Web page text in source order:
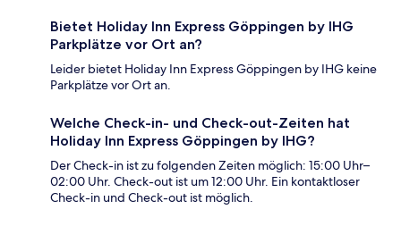
Bietet Holiday Inn Express Göppingen by IHG
Parkplätze vor Ort an?
Leider bietet Holiday Inn Express Göppingen by IHG keine
Parkplätze vor Ort an.
Welche Check-in- und Check-out-Zeiten hat
Holiday Inn Express Göppingen by IHG?
Der Check-in ist zu folgenden Zeiten möglich: 15:00 Uhr–
02:00 Uhr. Check-out ist um 12:00 Uhr. Ein kontaktloser
Check-in und Check-out ist möglich.